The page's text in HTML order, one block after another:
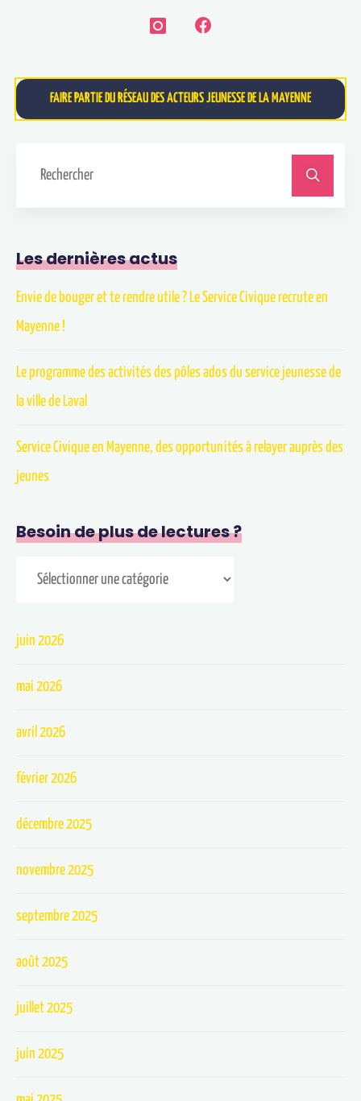
FAIRE PARTIE DU RÉSEAU DES ACTEURS JEUNESSE DE LA MAYENNE
Les dernières actus
Envie de bouger et te rendre utile ? Le Service Civique recrute en
Mayenne !
Le programme des activités des pôles ados du service jeunesse de
la ville de Laval
Service Civique en Mayenne, des opportunités à relayer auprès des
jeunes
Besoin de plus de lectures ?
juin 2026
mai 2026
avril 2026
février 2026
décembre 2025
novembre 2025
septembre 2025
août 2025
juillet 2025
juin 2025